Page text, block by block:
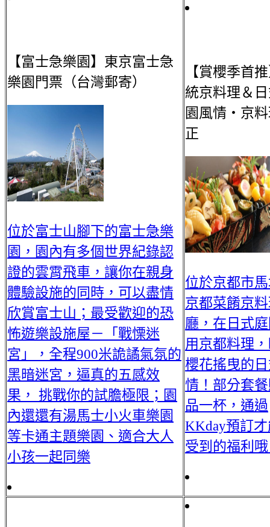
【富士急樂園】東京富士急
樂園門票（台灣郵寄）
位於富士山腳下的富士急樂
園，園內有多個世界紀錄認
證的雲霄飛車，讓你在親身
體驗設施的同時，可以盡情
欣賞富士山；最受歡迎的恐
怖遊樂設施屋－「戰慄迷
宮」，全程900米詭譎氣氛的
黑暗迷宮，逼真的五感效
果， 挑戰你的試膽極限；園
內還還有湯馬士小火車樂園
等卡通主題樂園、適合大人
小孩一起同樂
【賞櫻季首
統京料理＆
園風情・京
正
位於京都市
京都菜餚京
廳，在日式
用京都料理
櫻花搖曳的
情！部分套
品一杯，通過
KKday預訂
受到的福利